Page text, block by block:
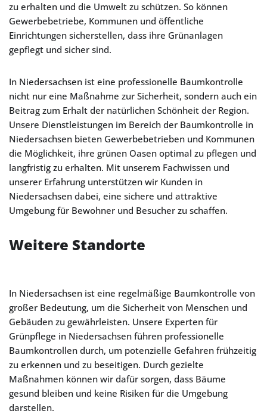
zu erhalten und die Umwelt zu schützen. So können
Gewerbebetriebe, Kommunen und öffentliche
Einrichtungen sicherstellen, dass ihre Grünanlagen
gepflegt und sicher sind.
In Niedersachsen ist eine professionelle Baumkontrolle
nicht nur eine Maßnahme zur Sicherheit, sondern auch ein
Beitrag zum Erhalt der natürlichen Schönheit der Region.
Unsere Dienstleistungen im Bereich der Baumkontrolle in
Niedersachsen bieten Gewerbebetrieben und Kommunen
die Möglichkeit, ihre grünen Oasen optimal zu pflegen und
langfristig zu erhalten. Mit unserem Fachwissen und
unserer Erfahrung unterstützen wir Kunden in
Niedersachsen dabei, eine sichere und attraktive
Umgebung für Bewohner und Besucher zu schaffen.
Weitere Standorte
In Niedersachsen ist eine regelmäßige Baumkontrolle von
großer Bedeutung, um die Sicherheit von Menschen und
Gebäuden zu gewährleisten. Unsere Experten für
Grünpflege in Niedersachsen führen professionelle
Baumkontrollen durch, um potenzielle Gefahren frühzeitig
zu erkennen und zu beseitigen. Durch gezielte
Maßnahmen können wir dafür sorgen, dass Bäume
gesund bleiben und keine Risiken für die Umgebung
darstellen.